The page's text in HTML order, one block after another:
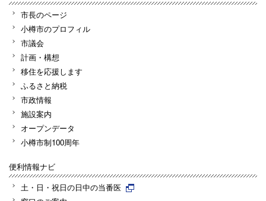
市長のページ
小樽市のプロフィル
市議会
計画・構想
移住を応援します
ふるさと納税
市政情報
施設案内
オープンデータ
小樽市制100周年
便利情報ナビ
土・日・祝日の日中の当番医